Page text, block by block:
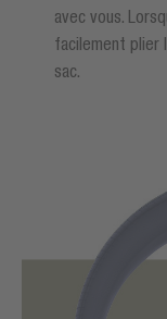
avec vous.
facilement plier
sac.